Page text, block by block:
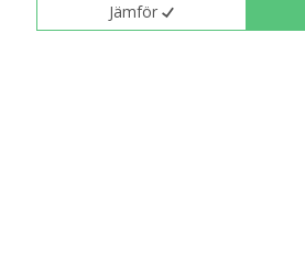
Jämför